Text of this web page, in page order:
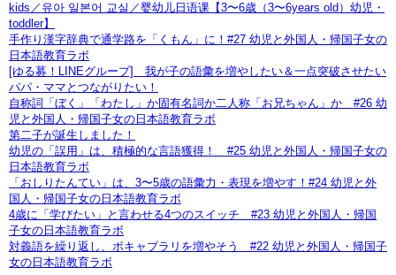
kids／유아 일본어 교실／婴幼儿日语课【3〜6歳（3〜6years old）幼児・
toddler】
手作り漢字辞典で通学路を「くもん」に！#27 幼児と外国人・帰国子女の
日本語教育ラボ
[ゆる募！LINEグループ] 我が子の語彙を増やしたい＆一点突破させたい
パパ・ママとつながりたい！
自称詞「ぼく」「わたし」か固有名詞か二人称「お兄ちゃん」か #26 幼
児と外国人・帰国子女の日本語教育ラボ
第二子が誕生しました！
幼児の「誤用」は、積極的な言語獲得！ #25 幼児と外国人・帰国子女の
日本語教育ラボ
「おしりたんてい」は、3〜5歳の語彙力・表現を増やす！#24 幼児と外
国人・帰国子女の日本語教育ラボ
4歳に「学びたい」と言わせる4つのスイッチ #23 幼児と外国人・帰国
子女の日本語教育ラボ
対義語を繰り返し、ボキャブラリを増やそう #22 幼児と外国人・帰国子
女の日本語教育ラボ